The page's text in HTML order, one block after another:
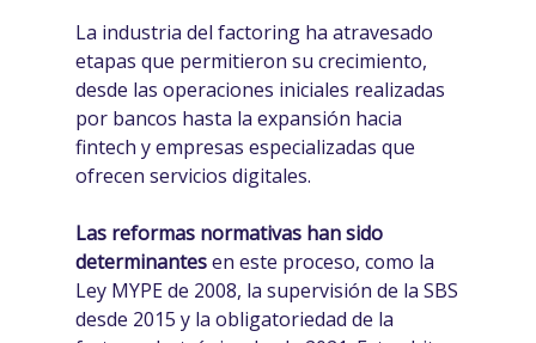
La industria del factoring ha atravesado
etapas que permitieron su crecimiento,
desde las operaciones iniciales realizadas
por bancos hasta la expansión hacia
fintech y empresas especializadas que
ofrecen servicios digitales.
Las reformas normativas han sido
determinantesen este proceso, como la
Ley MYPE de 2008, la supervisión de la SBS
desde 2015 y la obligatoriedad de la